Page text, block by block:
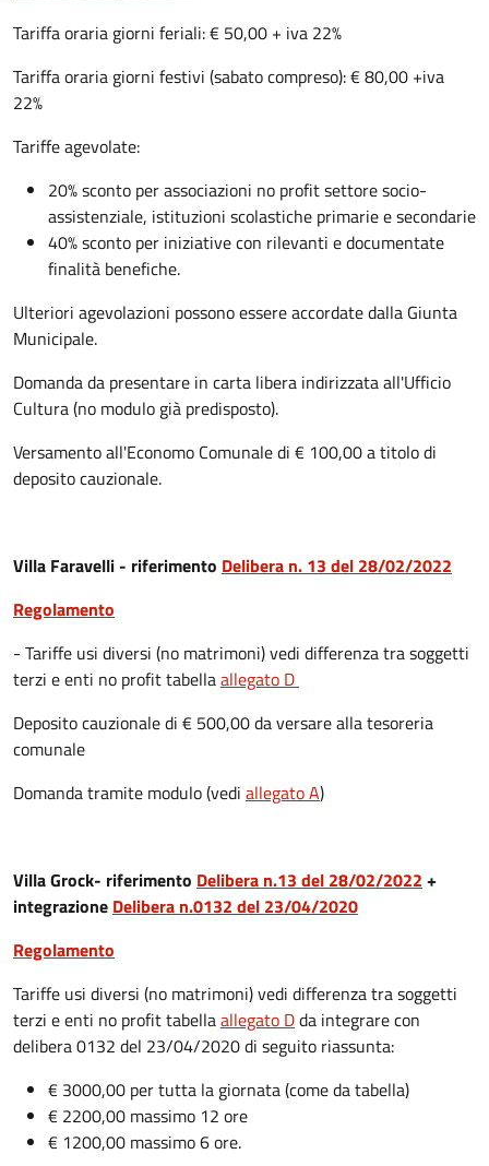
Tariffa oraria giorni feriali: € 50,00 + iva 22%
Tariffa oraria giorni festivi (sabato compreso): € 80,00 +iva
22%
Tariffe agevolate:
20% sconto per associazioni no profit settore socio-
assistenziale, istituzioni scolastiche primarie e secondarie
40% sconto per iniziative con rilevanti e documentate
finalità benefiche.
Ulteriori agevolazioni possono essere accordate dalla Giunta
Municipale.
Domanda da presentare in carta libera indirizzata all'Ufficio
Cultura (no modulo già predisposto).
Versamento all'Economo Comunale di € 100,00 a titolo di
deposito cauzionale.
Villa Faravelli - riferimento Delibera n. 13 del 28/02/2022
Regolamento
- Tariffe usi diversi (no matrimoni) vedi differenza tra soggetti
terzi e enti no profit tabellaallegato D
Deposito cauzionale di € 500,00 da versare alla tesoreria
comunale
Domanda tramite modulo (vedi allegato A)
Villa Grock- riferimento Delibera n.13 del 28/02/2022 +
integrazione Delibera n.0132 del 23/04/2020
Regolamento
Tariffe usi diversi (no matrimoni) vedi differenza tra soggetti
terzi e enti no profit tabellaallegato Dda integrare con
delibera 0132 del 23/04/2020 di seguito riassunta:
€ 3000,00 per tutta la giornata (come da tabella)
€ 2200,00 massimo 12 ore
€ 1200,00 massimo 6 ore.